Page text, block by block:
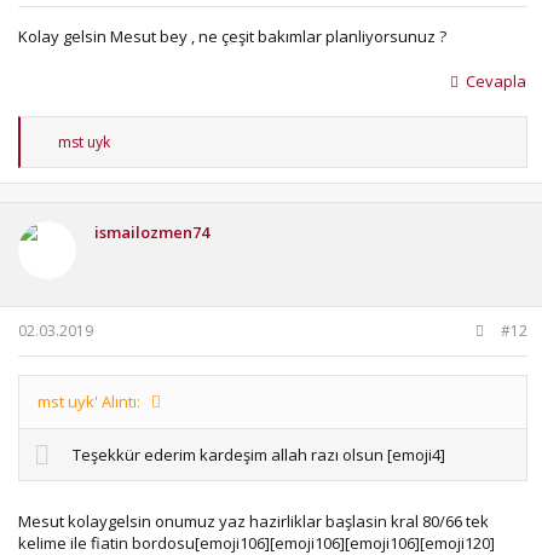
Kolay gelsin Mesut bey , ne çeşit bakımlar planliyorsunuz ?
Cevapla
T
p
mst uyk
ismailozmen74
02.03.2019 #12
mst uyk' Alıntı:
Teşekkür ederim kardeşim allah razı olsun [emoji4]
Mesut kolaygelsin onumuz yaz hazirliklar başlasin kral 80/66 tek
kelime ile fiatin bordosu[emoji106][emoji106][emoji106][emoji120]